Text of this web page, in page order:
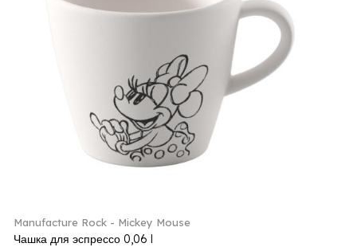
Manufacture Rock - Mickey Mouse
Чашка для эспрессо 0,06 l